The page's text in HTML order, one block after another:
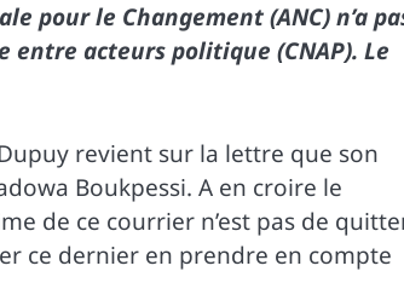
pour le Changement (ANC) n’a
acteurs politique (CNAP). Le
revient sur la lettre que son
Boukpessi. A en croire le
de ce courrier n’est pas de
ce dernier en prendre en compte